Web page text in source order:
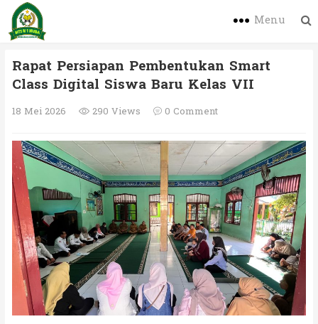
Menu
Rapat Persiapan Pembentukan Smart
Class Digital Siswa Baru Kelas VII
18 Mei 2026 290 Views 0 Comment